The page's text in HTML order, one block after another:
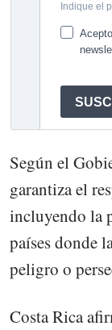
Según el
garantiza el
incluyendo la
países donde
peligro o
Costa Rica